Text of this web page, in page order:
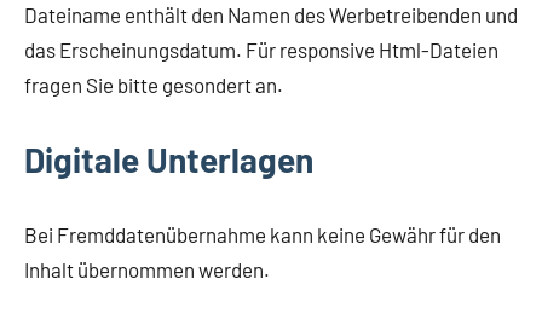
Dateiname enthält den Namen des Werbetreibenden und
das Erscheinungsdatum. Für responsive Html-Dateien
fragen Sie bitte gesondert an.
Digitale Unterlagen
Bei Fremddatenübernahme kann keine Gewähr für den
Inhalt übernommen werden.